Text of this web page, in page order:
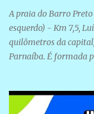
A praia do Barro
esquerdo) - Km 7,5,
quilômetros da
Parnaíba. É formada
devido ao extensivo